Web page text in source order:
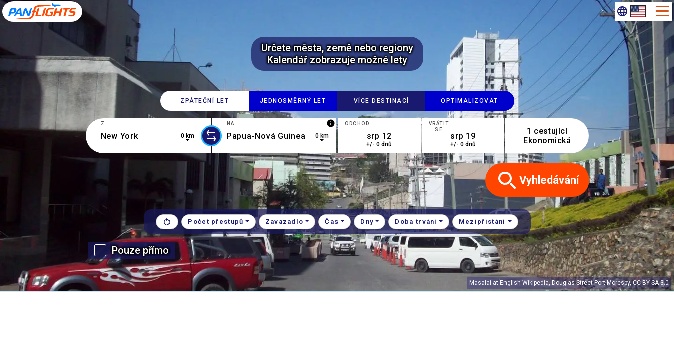
Určete města, země nebo regiony
Kalendář zobrazuje možné lety
ZPÁTEČNÍ LET JEDNOSMĚRNÝ LET VÍCE DESTINACÍ OPTIMALIZOVAT
10 results are available, use up and down arrow keys to navigate.
Z
0 km
0 results are available, use up and down arrow keys to navigate.
NA info
0 km
ODCHOD
+/- 0 dnů
VRÁTIT
SE
+/- 0 dnů
1 cestující
Ekonomická
Vyhledávání
Počet přestupů Zavazadlo Čas Dny Doba trvání Mezipřistání
Pouze přímo
Masalai at English Wikipedia, Douglas Street Port Moresby,CC BY-SA 3.0